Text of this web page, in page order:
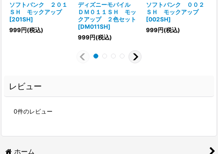
ソフトバンク ２０１
ＳＨ モックアップ
[201SH]
999円(税込)
ディズニーモバイル
ＤＭ０１１ＳＨ モッ
クアップ ２色セット
[DM011SH]
999円(税込)
ソフトバンク ００２
ＳＨ モックアップ
[002SH]
999円(税込)
レビュー
0件のレビュー
ホーム